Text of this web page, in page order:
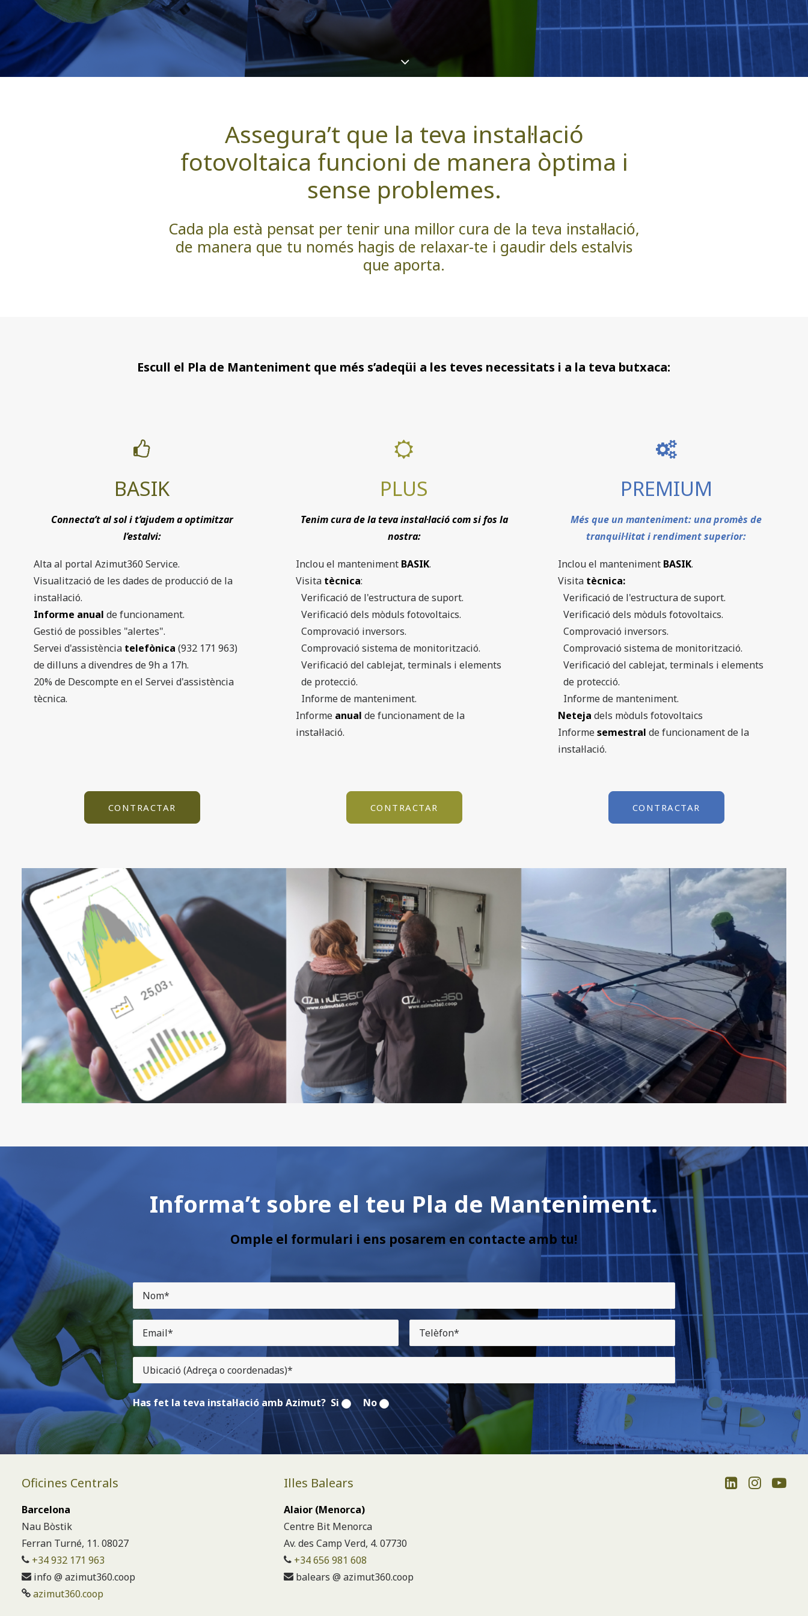
Assegura’t que la teva instal·lació
fotovoltaica funcioni de manera òptima i
sense problemes.
Cada pla està pensat per tenir una millor cura de la teva instal·lació,
de manera que tu només hagis de relaxar-te i gaudir dels estalvis
que aporta.
Escull el Pla de Manteniment que més s’adeqüi a les teves necessitats i a la teva butxaca:
BASIK
Connecta’t al sol i t’ajudem a optimitzar
l’estalvi:
Alta al portal Azimut360 Service.
Visualització de les dades de producció de la
instal·lació.
Informe anual de funcionament.
Gestió de possibles "alertes".
Servei d'assistència telefònica (932 171 963)
de dilluns a divendres de 9h a 17h.
20% de Descompte en el Servei d'assistència
tècnica.
PLUS
Tenim cura de la teva instal·lació com si fos la
nostra:
Inclou el manteniment BASIK.
Visita tècnica:
Verificació de l'estructura de suport.
Verificació dels mòduls fotovoltaics.
Comprovació inversors.
Comprovació sistema de monitorització.
Verificació del cablejat, terminals i elements
de protecció.
Informe de manteniment.
Informe anual de funcionament de la
instal·lació.
PREMIUM
Més que un manteniment: una promès de
tranquil·litat i rendiment superior:
Inclou el manteniment BASIK.
Visita tècnica:
Verificació de l'estructura de suport.
Verificació dels mòduls fotovoltaics.
Comprovació inversors.
Comprovació sistema de monitorització.
Verificació del cablejat, terminals i elements
de protecció.
Informe de manteniment.
Neteja dels mòduls fotovoltaics
Informesemestral de funcionament de la
instal·lació.
CONTRACTAR CONTRACTAR CONTRACTAR
Informa’t sobre el teu Pla de Manteniment.
Omple el formulari i ens posarem en contacte amb tu!
Has fet la teva instal·lació amb Azimut? Si No
Oficines Centrals
Barcelona
Nau Bòstik
Ferran Turné, 11. 08027
+34 932 171 963
info @ azimut360.coop
azimut360.coop
Illes Balears
Alaior (Menorca)
Centre Bit Menorca
Av. des Camp Verd, 4. 07730
+34 656 981 608
balears @ azimut360.coop